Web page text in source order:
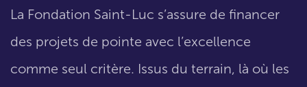
La Fondation Saint-Luc s’assure de financer
des projets de pointe avec l’excellence
comme seul critère. Issus du terrain, là où les